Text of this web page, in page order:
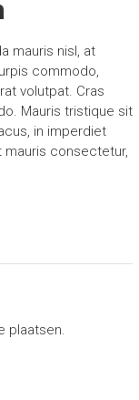
mauris nisl, at
commodo,
volutpat. Cras
Mauris tristique sit
in imperdiet
consectetur,
plaatsen.